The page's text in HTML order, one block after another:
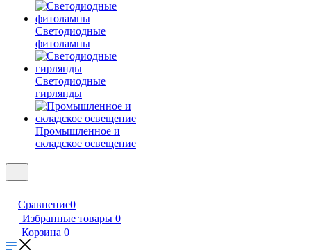
Светодиодные
фитолампы
Светодиодные
гирлянды
Промышленное и
складское освещение
Сравнение0
Избранные товары 0
Корзина 0